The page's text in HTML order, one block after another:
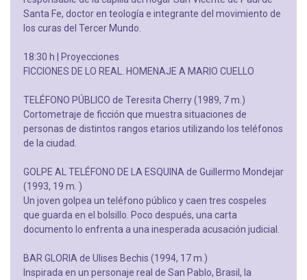
Santa Fe, doctor en teología e integrante del movimiento de
los curas del Tercer Mundo.
18:30 h | Proyecciones
FICCIONES DE LO REAL. HOMENAJE A MARIO CUELLO
TELÉFONO PÚBLICO de Teresita Cherry (1989, 7 m.)
Cortometraje de ficción que muestra situaciones de
personas de distintos rangos etarios utilizando los teléfonos
de la ciudad.
GOLPE AL TELÉFONO DE LA ESQUINA de Guillermo Mondejar
(1993, 19 m. )
Un joven golpea un teléfono público y caen tres cospeles
que guarda en el bolsillo. Poco después, una carta
documento lo enfrenta a una inesperada acusación judicial.
BAR GLORIA de Ulises Bechis (1994, 17 m.)
Inspirada en un personaje real de San Pablo, Brasil, la